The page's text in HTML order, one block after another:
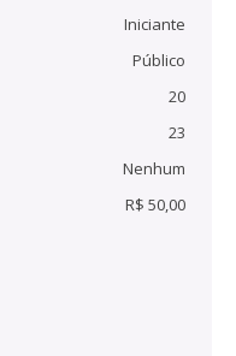
Iniciante
Público
20
23
Nenhum
R$ 50,00